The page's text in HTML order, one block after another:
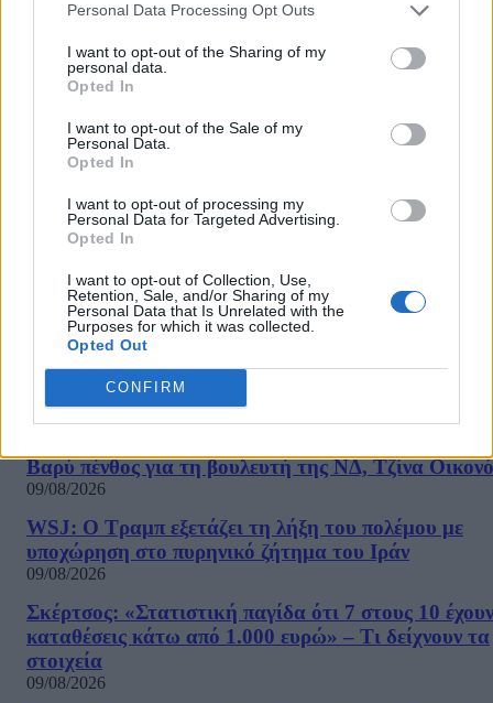
Personal Data Processing Opt Outs
I want to opt-out of the Sharing of my
personal data.
Opted In
I want to opt-out of the Sale of my
Personal Data.
Opted In
I want to opt-out of processing my
Personal Data for Targeted Advertising.
Opted In
I want to opt-out of Collection, Use,
Retention, Sale, and/or Sharing of my
Personal Data that Is Unrelated with the
Purposes for which it was collected.
Opted Out
CONFIRM
«ΕΝΦΙΑ από το παράθυρο»: Έρχονται νέοι
φόροι στα ακίνητα με τον νέο κώδικα
τοπικής αυτοδιοίκησης
Νέα φορολόγηση για τα ακίνητα αναμένεται να φέρει ο νέος
κώδικας τοπικής αυτοδιοίκησης με την Πανελλήνια Ομοσπονδία
Ιδιοκτητών Ακινήτων να κάνει λόγο για «ΕΝΦΙΑ από το
παράθυρο». Σύμφωνα με σχετικό ρεπορτάζ του ΣΚΑΪ, σχέδιο
νόμου προβλέπει τη θέσπιση του Τέλους...
Σελίδα 1 από 12
ΡΟΗ ΕΙΔΗΣΕΩΝ
Βαρύ πένθος για τη βουλευτή της ΝΔ, Τζίνα
09/08/2026
WSJ: Ο Τραμπ εξετάζει τη λήξη του πολέμου με
υποχώρηση στο πυρηνικό ζήτημα του Ιράν
09/08/2026
Σκέρτσος: «Στατιστική παγίδα ότι 7 στους 10 έχουν
καταθέσεις κάτω από 1.000 ευρώ» – Τι δείχνουν τα
στοιχεία
09/08/2026